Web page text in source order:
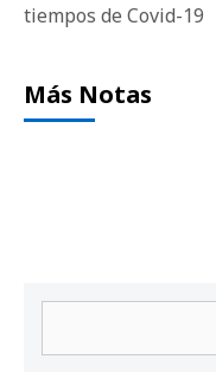
tiempos de Covid-19
Más Notas